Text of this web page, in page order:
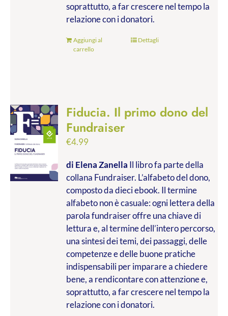
soprattutto, a far crescere nel tempo la
relazione con i donatori.
Aggiungi al
carrello
Dettagli
Fiducia. Il primo dono del
Fundraiser
€4.99
di Elena Zanella Il libro fa parte della
collana Fundraiser. L’alfabeto del dono,
composto da dieci ebook. Il termine
alfabeto non è casuale: ogni lettera della
parola fundraiser offre una chiave di
lettura e, al termine dell’intero percorso,
una sintesi dei temi, dei passaggi, delle
competenze e delle buone pratiche
indispensabili per imparare a chiedere
bene, a rendicontare con attenzione e,
soprattutto, a far crescere nel tempo la
relazione con i donatori.